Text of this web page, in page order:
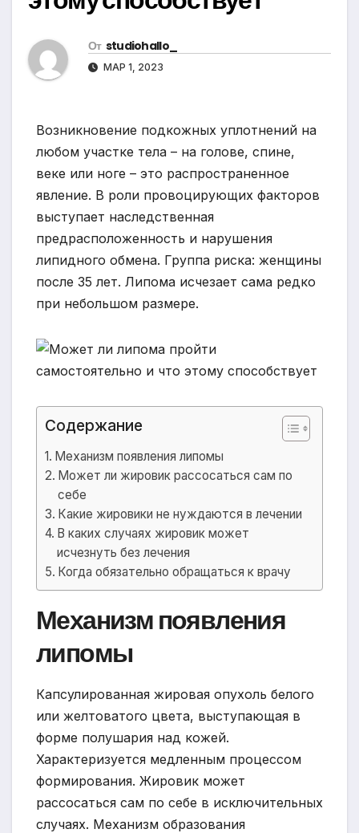
От studiohallo_
МАР 1, 2023
Возникновение подкожных уплотнений на
любом участке тела – на голове, спине,
веке или ноге – это распространенное
явление. В роли провоцирующих факторов
выступает наследственная
предрасположенность и нарушения
липидного обмена. Группа риска: женщины
после 35 лет. Липома исчезает сама редко
при небольшом размере.
Содержание
Механизм появления липомы
Может ли жировик рассосаться сам по
себе
Какие жировики не нуждаются в лечении
В каких случаях жировик может
исчезнуть без лечения
Когда обязательно обращаться к врачу
Механизм появления
липомы
Капсулированная жировая опухоль белого
или желтоватого цвета, выступающая в
форме полушария над кожей.
Характеризуется медленным процессом
формирования. Жировик может
рассосаться сам по себе в исключительных
случаях. Механизм образования